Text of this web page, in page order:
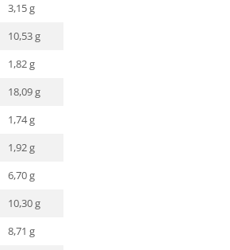
3,15 g
10,53 g
1,82 g
18,09 g
1,74 g
1,92 g
6,70 g
10,30 g
8,71 g